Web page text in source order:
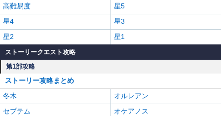
高難易度
星5
星4
星3
星2
星1
ストーリークエスト攻略
第1部攻略
ストーリー攻略まとめ
冬木
オルレアン
セプテム
オケアノス